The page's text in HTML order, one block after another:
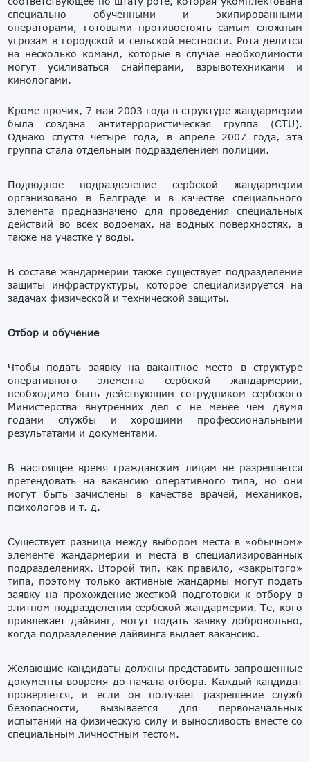
специально обученными и экипированными
операторами, готовыми противостоять самым сложным
угрозам в городской и сельской местности. Рота делится
на несколько команд, которые в случае необходимости
могут усиливаться снайперами, взрывотехниками и
кинологами.
Кроме прочих, 7 мая 2003 года в структуре жандармерии
была создана антитеррористическая группа (CTU).
Однако спустя четыре года, в апреле 2007 года, эта
группа стала отдельным подразделением полиции.
Подводное подразделение сербской жандармерии
организовано в Белграде и в качестве специального
элемента предназначено для проведения специальных
действий во всех водоемах, на водных поверхностях, а
также на участке у воды.
В составе жандармерии также существует подразделение
защиты инфраструктуры, которое специализируется на
задачах физической и технической защиты.
Отбор и обучение
Чтобы подать заявку на вакантное место в структуре
оперативного элемента сербской жандармерии,
необходимо быть действующим сотрудником сербского
Министерства внутренних дел с не менее чем двумя
годами службы и хорошими профессиональными
результатами и документами.
В настоящее время гражданским лицам не разрешается
претендовать на вакансию оперативного типа, но они
могут быть зачислены в качестве врачей, механиков,
психологов и т. д.
Существует разница между выбором места в «обычном»
элементе жандармерии и места в специализированных
подразделениях. Второй тип, как правило, «закрытого»
типа, поэтому только активные жандармы могут подать
заявку на прохождение жесткой подготовки к отбору в
элитном подразделении сербской жандармерии. Те, кого
привлекает дайвинг, могут подать заявку добровольно,
когда подразделение дайвинга выдает вакансию.
Желающие кандидаты должны представить запрошенные
документы вовремя до начала отбора. Каждый кандидат
проверяется, и если он получает разрешение служб
безопасности, вызывается для первоначальных
испытаний на физическую силу и выносливость вместе со
специальным личностным тестом.